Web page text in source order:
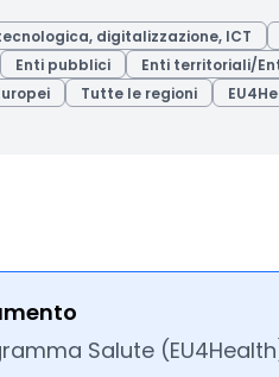
digitalizzazione, ICT
Enti pubblici Enti territoriali/
Tutte le regioni
Salute